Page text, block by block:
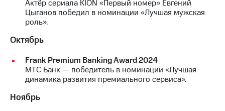
Актёр сериала KION «Первый номер» Евгений
Цыганов победил в номинации «Лучшая мужская
роль».
Октябрь
Frank Premium Banking Award 2024
МТС Банк — победитель в номинации «Лучшая
динамика развития премиального сервиса».
Ноябрь